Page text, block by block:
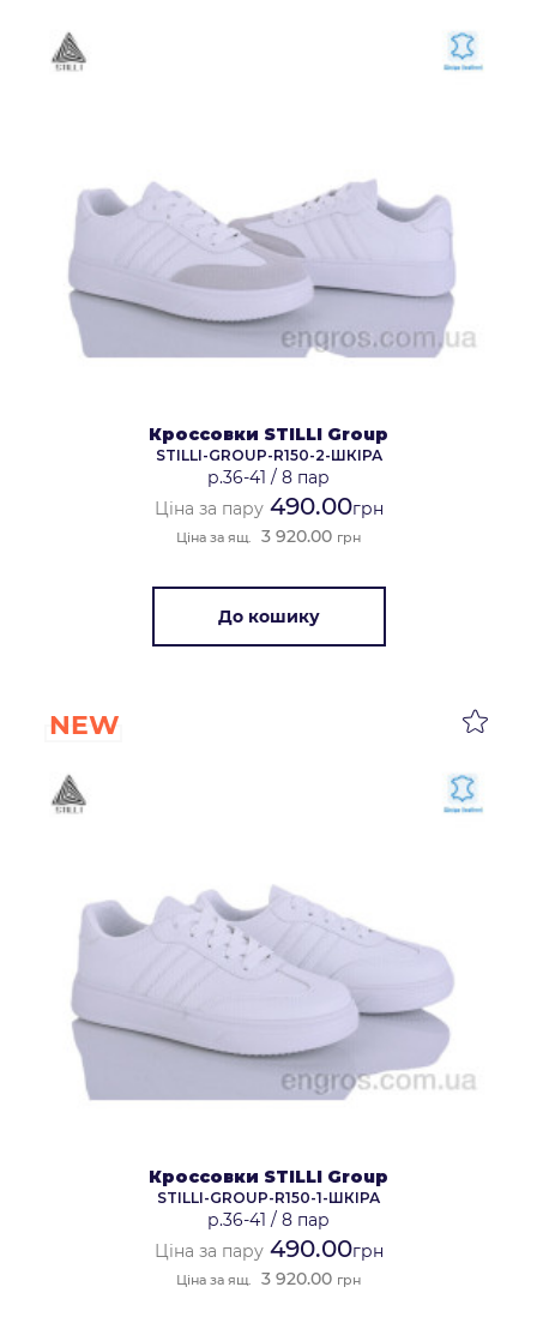
Кроссовки STILLI Group
STILLI-GROUP-R150-2-ШКІРА
р.36-41 / 8 пар
Ціна за пару490.00грн
Ціна за ящ. 3 920.00 грн
До кошику
NEW
Кроссовки STILLI Group
STILLI-GROUP-R150-1-ШКІРА
р.36-41 / 8 пар
Ціна за пару490.00грн
Ціна за ящ. 3 920.00 грн